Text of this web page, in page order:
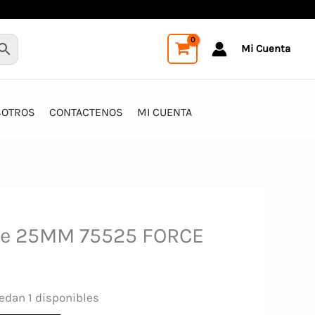
Mi Cuenta
CONTACTENOS MI CUENTA
25MM 75525 FORCE
1 disponibles